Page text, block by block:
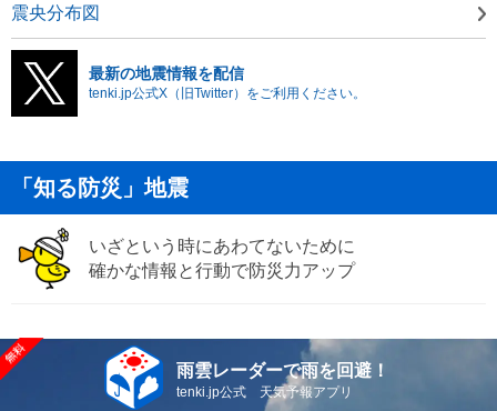
震央分布図
最新の地震情報を配信
tenki.jp公式X（旧Twitter）をご利用ください。
「知る防災」地震
いざという時にあわてないために
確かな情報と行動で防災力アップ
雨雲レーダーで雨を回避！
tenki.jp公式 天気予報アプリ